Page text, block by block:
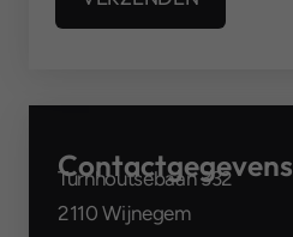
Contact­gegevens
Turnhoutsebaan 332
2110 Wijnegem